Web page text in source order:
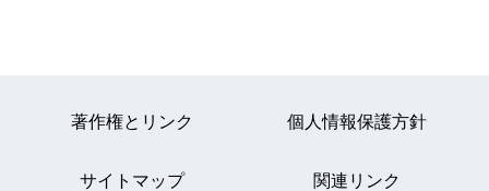
著作権とリンク 個人情報保護方針
サイトマップ 関連リンク